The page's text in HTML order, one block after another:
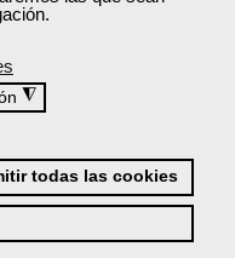
◮
todas las cookies
personas es
de seleccionar, contratar,
una compañía. Por tanto,
en la gestión de